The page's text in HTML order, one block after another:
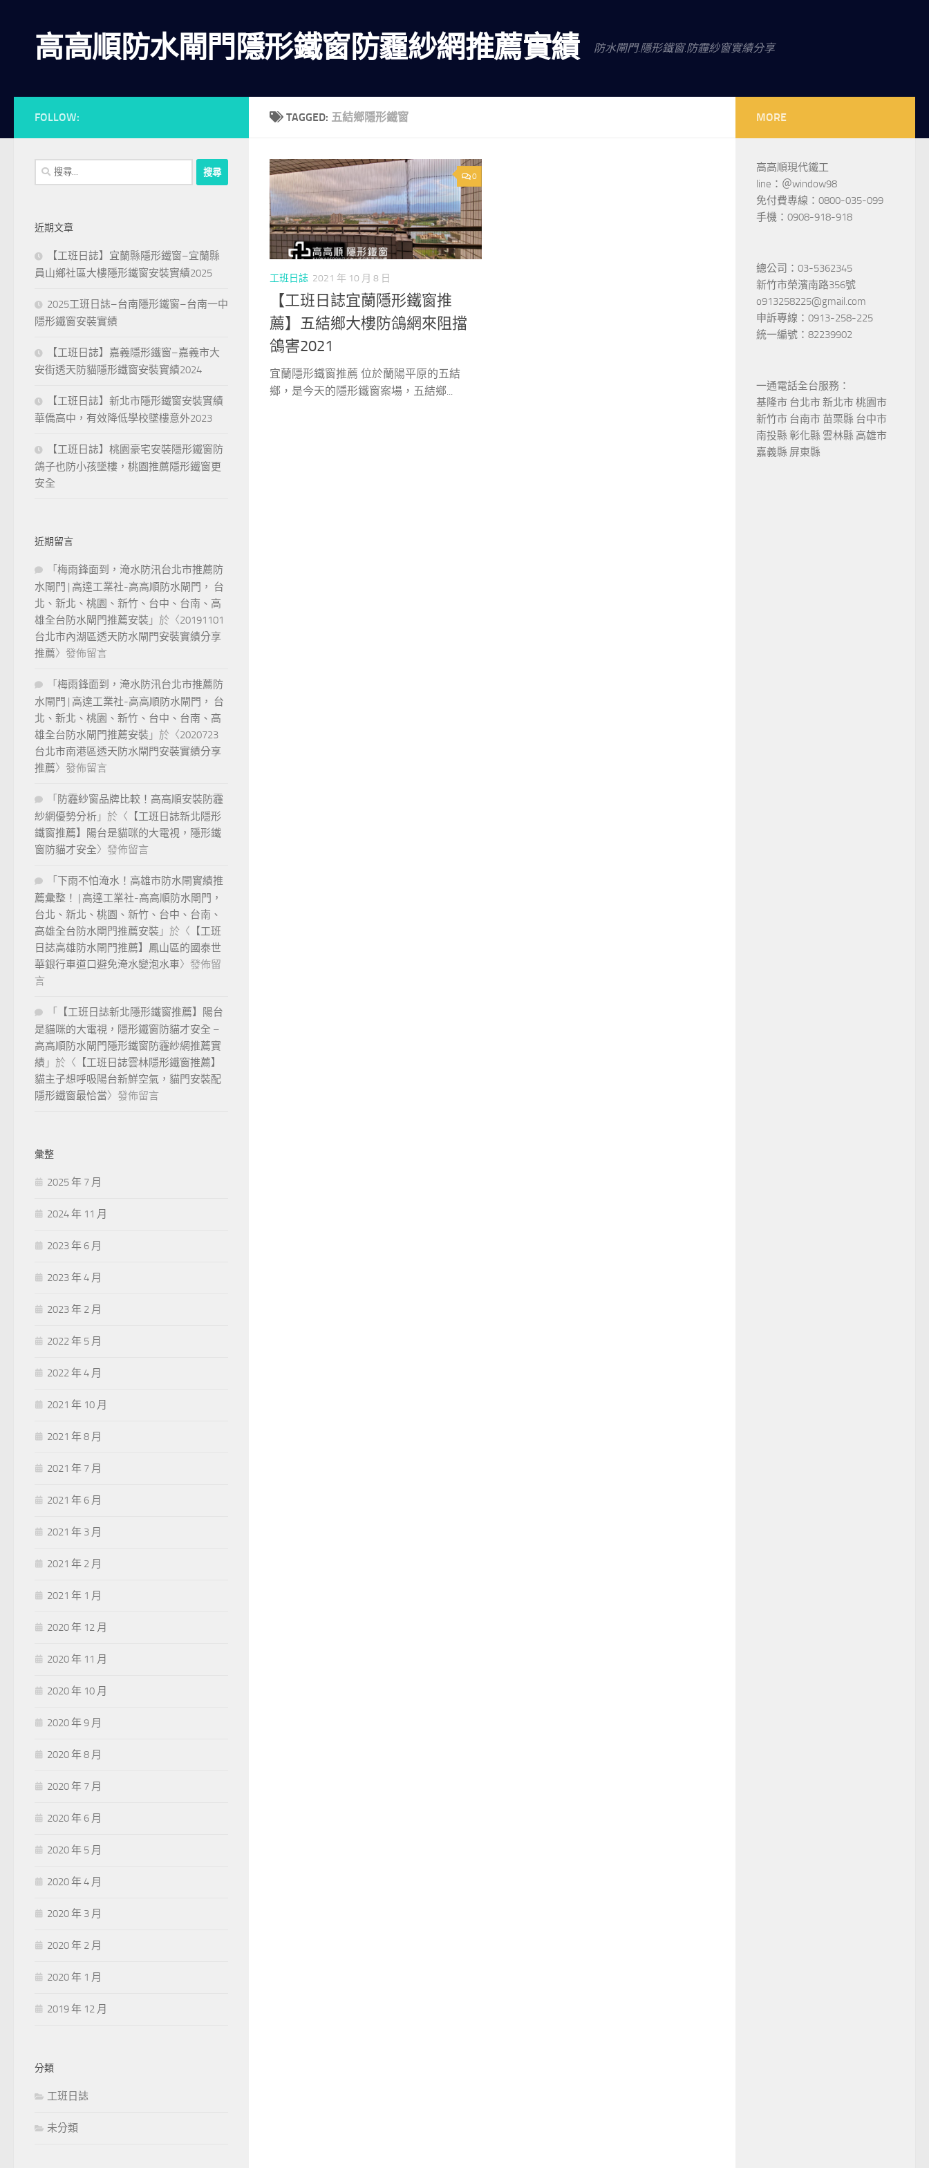
高高順防水閘門隱形鐵窗防霾紗網推薦實績 防水閘門.隱形鐵窗.防霾紗窗實績分享
TAGGED: 五結鄉隱形鐵窗
0
工班日誌 2021 年 10 月 8 日
【工班日誌宜蘭隱形鐵窗推
薦】五結鄉大樓防鴿網來阻擋
鴿害2021
宜蘭隱形鐵窗推薦 位於蘭陽平原的五結
鄉，是今天的隱形鐵窗案場，五結鄉...
FOLLOW:
搜
尋
字:
近期文章
【工班日誌】宜蘭縣隱形鐵窗–宜蘭縣
員山鄉社區大樓隱形鐵窗安裝實績2025
2025工班日誌–台南隱形鐵窗–台南一中
隱形鐵窗安裝實績
【工班日誌】嘉義隱形鐵窗–嘉義市大
安街透天防貓隱形鐵窗安裝實績2024
【工班日誌】新北市隱形鐵窗安裝實績
華僑高中，有效降低學校墜樓意外2023
【工班日誌】桃園豪宅安裝隱形鐵窗防
鴿子也防小孩墜樓，桃園推薦隱形鐵窗更
安全
近期留言
「 梅雨鋒面到，淹水防汛台北市推薦防
水閘門 | 高達工業社-高高順防水閘門， 台
北、新北、桃園、新竹、台中、台南、高
雄全台防水閘門推薦安裝 」於〈20191101
台北市內湖區透天防水閘門安裝實績分享
推薦〉發佈留言
「 梅雨鋒面到，淹水防汛台北市推薦防
水閘門 | 高達工業社-高高順防水閘門， 台
北、新北、桃園、新竹、台中、台南、高
雄全台防水閘門推薦安裝 」於〈2020723
台北市南港區透天防水閘門安裝實績分享
推薦〉發佈留言
「 防霾紗窗品牌比較！高高順安裝防霾
紗網優勢分析 」於〈 【工班日誌新北隱形
鐵窗推薦】陽台是貓咪的大電視，隱形鐵
窗防貓才安全〉發佈留言
「 下雨不怕淹水！高雄市防水閘實績推
薦彙整！ | 高達工業社-高高順防水閘門，
台北、新北、桃園、新竹、台中、台南、
高雄全台防水閘門推薦安裝 」於〈 【工班
日誌高雄防水閘門推薦】鳳山區的國泰世
華銀行車道口避免淹水變泡水車〉發佈留
言
「
【工班日誌新北隱形鐵窗推薦】陽台
是貓咪的大電視，隱形鐵窗防貓才安全 –
高高順防水閘門隱形鐵窗防霾紗網推薦實
績 」於〈 【工班日誌雲林隱形鐵窗推薦】
貓主子想呼吸陽台新鮮空氣，貓門安裝配
隱形鐵窗最恰當〉發佈留言
彙整
2025 年 7 月
2024 年 11 月
2023 年 6 月
2023 年 4 月
2023 年 2 月
2022 年 5 月
2022 年 4 月
2021 年 10 月
2021 年 8 月
2021 年 7 月
2021 年 6 月
2021 年 3 月
2021 年 2 月
2021 年 1 月
2020 年 12 月
2020 年 11 月
2020 年 10 月
2020 年 9 月
2020 年 8 月
2020 年 7 月
2020 年 6 月
2020 年 5 月
2020 年 4 月
2020 年 3 月
2020 年 2 月
2020 年 1 月
2019 年 12 月
分類
工班日誌
未分類
MORE
高高順現代鐵工
line：＠window98
免付費專線：0800-035-099
手機：0908-918-918
總公司：03-5362345
新竹市榮濱南路356號
o913258225@gmail.com
申訴專線：0913-258-225
統一編號：82239902
一通電話全台服務：
基隆市 台北市 新北市 桃園市
新竹市 台南市 苗栗縣 台中市
南投縣 彰化縣 雲林縣 高雄市
嘉義縣 屏東縣